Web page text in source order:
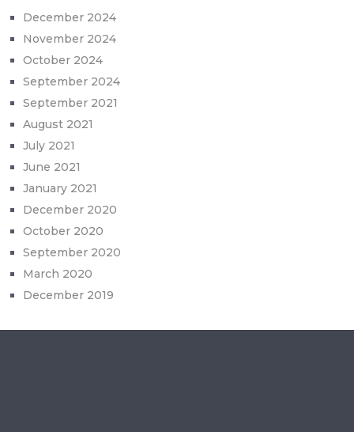
December 2024
November 2024
October 2024
September 2024
September 2021
August 2021
July 2021
June 2021
January 2021
December 2020
October 2020
September 2020
March 2020
December 2019